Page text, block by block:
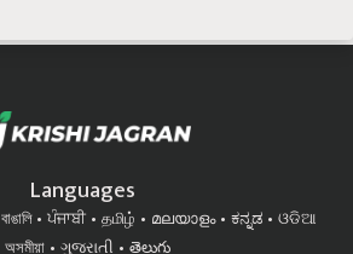
Languages
বাঙালি ਪੰਜਾਬੀ தமிழ் മലയാളം ಕನ್ನಡ
ଓଡିଆ
অসমীয়া
ગુજરાતી తెలుగు